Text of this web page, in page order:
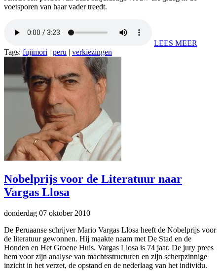
voetsporen van haar vader treedt.
LEES MEER
Tags: fujimori | peru | verkiezingen
Nobelprijs voor de Literatuur naar
Vargas Llosa
donderdag 07 oktober 2010
De Peruaanse schrijver Mario Vargas Llosa heeft de Nobelprijs voor
de literatuur gewonnen. Hij maakte naam met De Stad en de
Honden en Het Groene Huis. Vargas Llosa is 74 jaar. De jury prees
hem voor zijn analyse van machtsstructuren en zijn scherpzinnige
inzicht in het verzet, de opstand en de nederlaag van het individu.